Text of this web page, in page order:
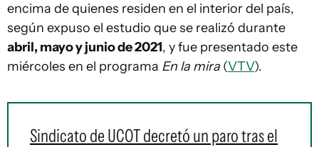
encima de quienes residen en el interior del país,
según expuso el estudio que se realizó durante
abril, mayo y junio de 2021, y fue presentado este
miércoles en el programa En la mira (VTV).
Sindicato de UCOT decretó un paro tras el